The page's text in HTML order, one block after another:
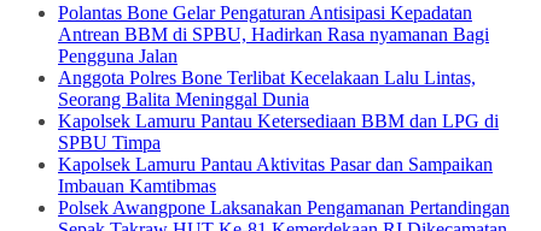
Polantas Bone Gelar Pengaturan Antisipasi Kepadatan
Antrean BBM di SPBU, Hadirkan Rasa nyamanan Bagi
Pengguna Jalan
Anggota Polres Bone Terlibat Kecelakaan Lalu Lintas,
Seorang Balita Meninggal Dunia
Kapolsek Lamuru Pantau Ketersediaan BBM dan LPG di
SPBU Timpa
Kapolsek Lamuru Pantau Aktivitas Pasar dan Sampaikan
Imbauan Kamtibmas
Polsek Awangpone Laksanakan Pengamanan Pertandingan